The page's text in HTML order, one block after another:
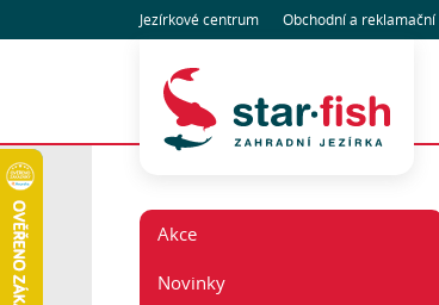
Jezírkové centrum Obchodnía reklamační
Akce
Novinky